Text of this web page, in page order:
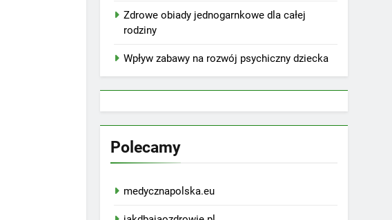
Zdrowe obiady jednogarnkowe dla całej
rodziny
Wpływ zabawy na rozwój psychiczny dziecka
Polecamy
medycznapolska.eu